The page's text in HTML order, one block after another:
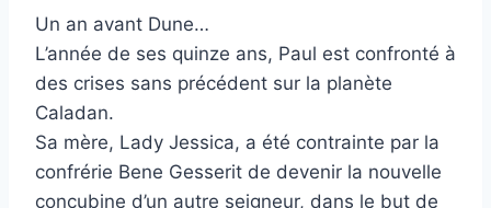
Un an avant Dune…
L’année de ses quinze ans, Paul est confronté à
des crises sans précédent sur la planète
Caladan.
Sa mère, Lady Jessica, a été contrainte par la
confrérie Bene Gesserit de devenir la nouvelle
concubine d’un autre seigneur, dans le but de